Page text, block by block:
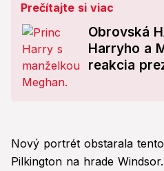
Prečítajte si viac
Obrovská
Harryho a
reakcia
Nový portrét obstarala
Pilkington na hrade